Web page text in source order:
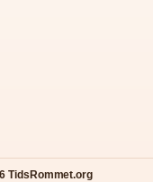
TidsRommet.org